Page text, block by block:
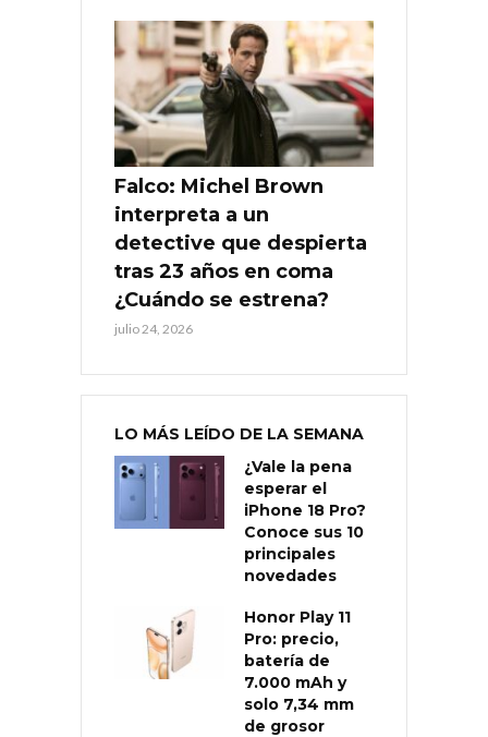
Falco: Michel Brown
interpreta a un
detective que despierta
tras 23 años en coma
¿Cuándo se estrena?
julio 24, 2026
LO MÁS LEÍDO DE LA SEMANA
¿Vale la pena
esperar el
iPhone 18 Pro?
Conoce sus 10
principales
novedades
Honor Play 11
Pro: precio,
batería de
7.000 mAh y
solo 7,34 mm
de grosor